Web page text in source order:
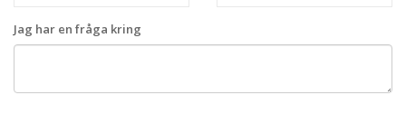
Jag har en fråga kring